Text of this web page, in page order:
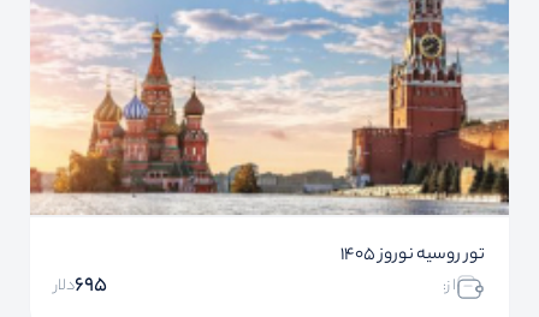
تور روسیه نوروز 1405
ا ز: 695دلار